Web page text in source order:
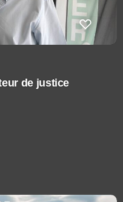
de justice